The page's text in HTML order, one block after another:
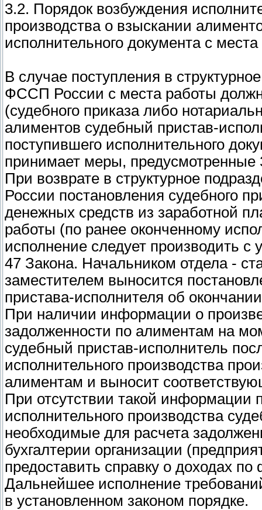
3.2. Порядок возбуждения
производства о взыскании
исполнительного документа с
В случае поступления в
ФССП России с места работы
(судебного приказа либо
алиментов судебный пристав-
поступившего исполнительного
принимает меры, предусмотренные
При возврате в структурное
России постановления судебного
денежных средств из заработной
работы (по ранее оконченному
исполнение следует производить
47 Закона. Начальником отдела -
заместителем выносится
пристава-исполнителя об
При наличии информации о
задолженности по алиментам на
судебный пристав-исполнитель
исполнительного производства
алиментам и выносит
При отсутствии такой информации
исполнительного производства
необходимые для расчета
бухгалтерии организации
предоставить справку о доходах
Дальнейшее исполнение
в установленном законом порядке.